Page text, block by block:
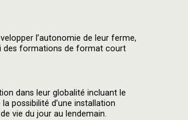
l’autonomie de leur ferme,
des formations de format court
dans leur globalité incluant le
possibilité d’une installation
vie du jour au lendemain.